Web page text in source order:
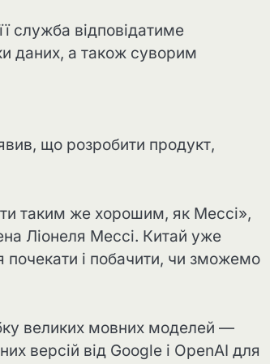
служба відповідатиме
даних, а також суворим
що розробити продукт,
таким же хорошим, як Мессі»,
Ліонеля Мессі. Китай уже
і побачити, чи зможемо
великих мовних моделей —
версій від Google і OpenAI для